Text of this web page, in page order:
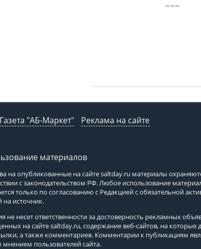
Газета "АБ-Маркет" Реклама на сайте
материалов
на опубликованные на сайтеsaltday.ru материалы
с законодательством РФ. Любое использование
только по согласованию с Редакцией с обязательной
на источник.
не несет ответственности за достоверность рекламных
на сайтеsaltday.ru, содержание веб-сайтов, на которые
а также комментариев. Комментарии к публикациям
пользователей сайта.